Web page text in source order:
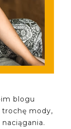
blogu
mody,